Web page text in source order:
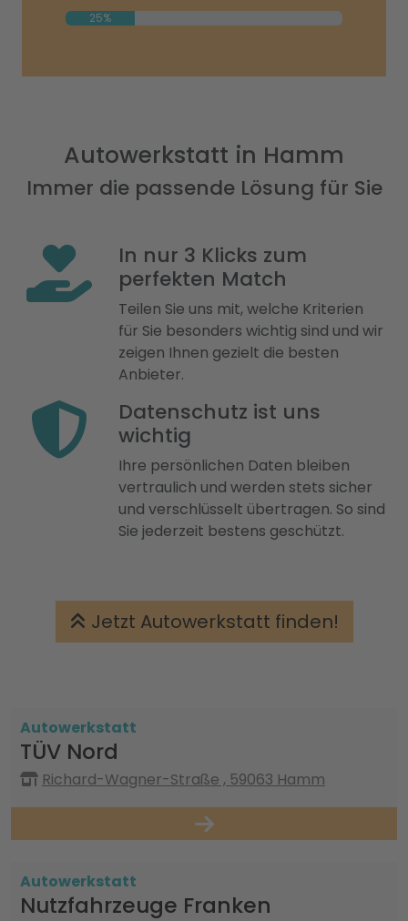
25%
Autowerkstatt in Hamm
Immer die passende Lösung für Sie
In nur 3 Klicks zum
perfekten Match
Teilen Sie uns mit, welche Kriterien
für Sie besonders wichtig sind und wir
zeigen Ihnen gezielt die besten
Anbieter.
Datenschutz ist uns
wichtig
Ihre persönlichen Daten bleiben
vertraulich und werden stets sicher
und verschlüsselt übertragen. So sind
Sie jederzeit bestens geschützt.
Jetzt Autowerkstatt finden!
Autowerkstatt
TÜV Nord
Richard-Wagner-Straße , 59063 Hamm
Autowerkstatt
Nutzfahrzeuge Franken